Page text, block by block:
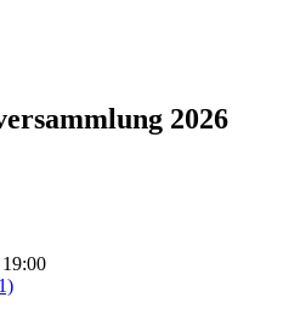
2026
19:00